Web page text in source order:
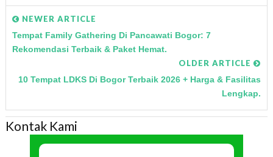
NEWER ARTICLE
Tempat Family Gathering Di Pancawati Bogor: 7
Rekomendasi Terbaik & Paket Hemat.
OLDER ARTICLE
10 Tempat LDKS Di Bogor Terbaik 2026 + Harga & Fasilitas
Lengkap.
Kontak Kami